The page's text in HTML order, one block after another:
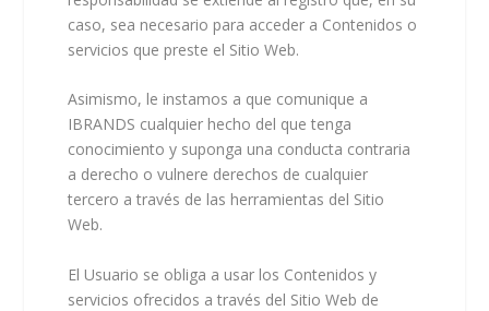
caso, sea necesario para acceder a Contenidos o
servicios que preste el Sitio Web.
Asimismo, le instamos a que comunique a
IBRANDS cualquier hecho del que tenga
conocimiento y suponga una conducta contraria
a derecho o vulnere derechos de cualquier
tercero a través de las herramientas del Sitio
Web.
El Usuario se obliga a usar los Contenidos y
servicios ofrecidos a través del Sitio Web de